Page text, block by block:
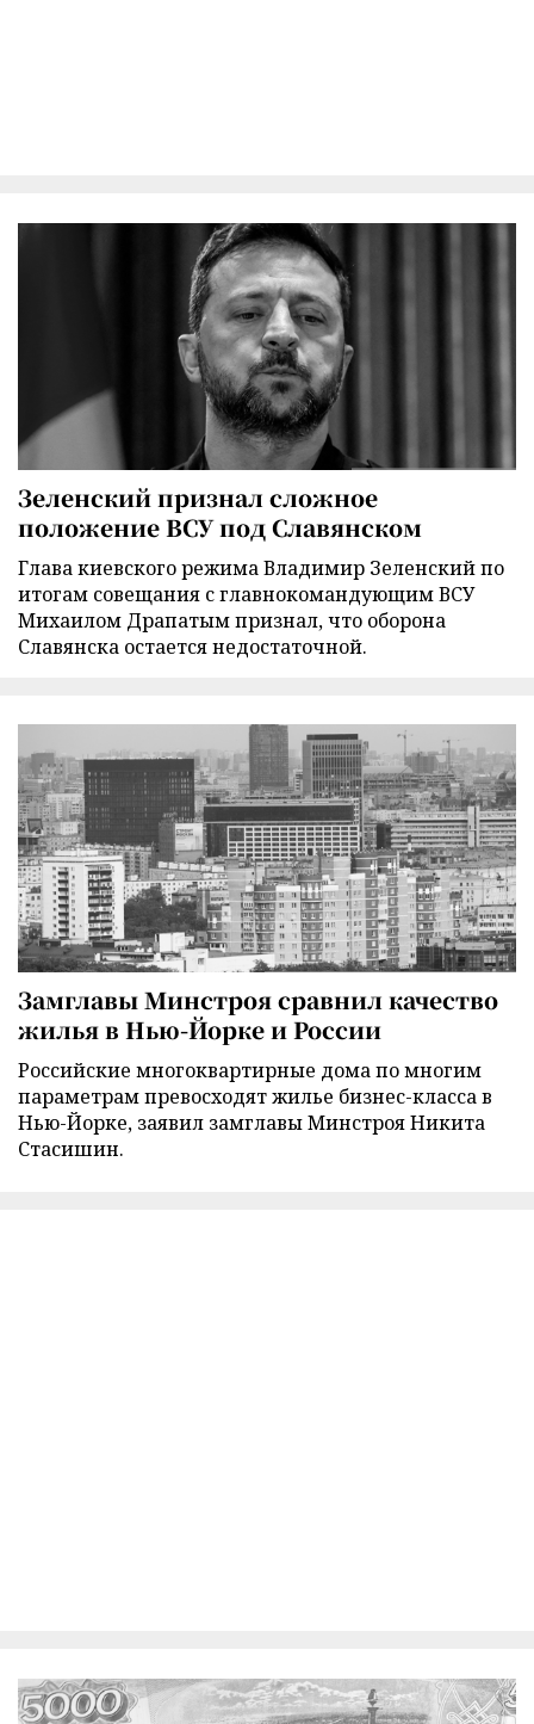
Зеленский признал сложное
положение ВСУ под Славянском
Глава киевского режима Владимир Зеленский по
итогам совещания с главнокомандующим ВСУ
Михаилом Драпатым признал, что оборона
Славянска остается недостаточной.
Замглавы Минстроя сравнил качество
жилья в Нью-Йорке и России
Российские многоквартирные дома по многим
параметрам превосходят жилье бизнес-класса в
Нью-Йорке, заявил замглавы Минстроя Никита
Стасишин.